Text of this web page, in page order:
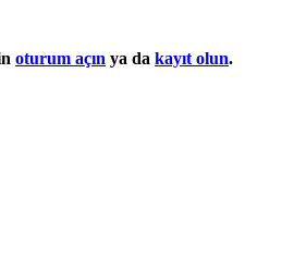
oturum açın ya da kayıt olun.